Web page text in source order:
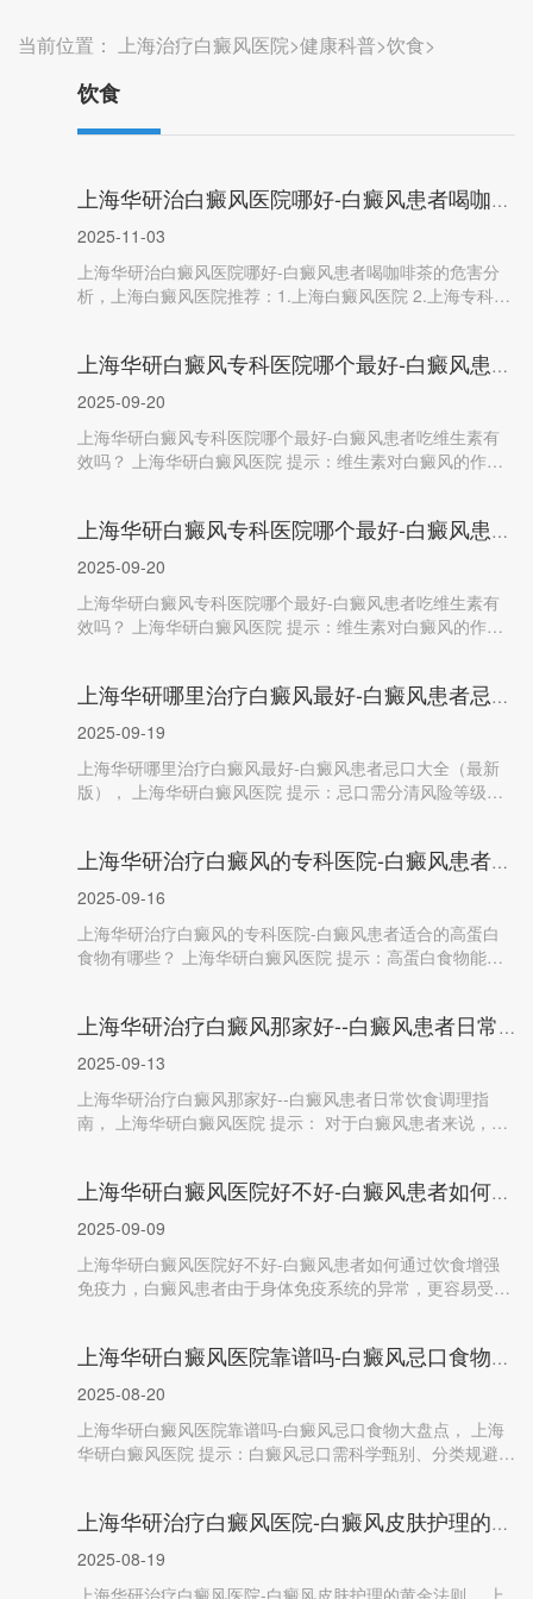
当前位置： 上海治疗白癜风医院>健康科普>饮食>
饮食
上海华研治白癜风医院哪好-白癜风患者喝咖啡茶
2025-11-03
上海华研治白癜风医院哪好-白癜风患者喝咖啡茶的危害分
析，上海白癜风医院推荐：1.上海白癜风医院 2.上海专科白
上海华研白癜风专科医院哪个最好-白癜风患者吃
2025-09-20
上海华研白癜风专科医院哪个最好-白癜风患者吃维生素有
效吗？ 上海华研白癜风医院 提示：维生素对白癜风的作用
上海华研白癜风专科医院哪个最好-白癜风患者吃
2025-09-20
上海华研白癜风专科医院哪个最好-白癜风患者吃维生素有
效吗？ 上海华研白癜风医院 提示：维生素对白癜风的作用
上海华研哪里治疗白癜风最好-白癜风患者忌口大
2025-09-19
上海华研哪里治疗白癜风最好-白癜风患者忌口大全（最新
版）， 上海华研白癜风医院 提示：忌口需分清风险等级，
上海华研治疗白癜风的专科医院-白癜风患者适合
2025-09-16
上海华研治疗白癜风的专科医院-白癜风患者适合的高蛋白
食物有哪些？ 上海华研白癜风医院 提示：高蛋白食物能提
上海华研治疗白癜风那家好--白癜风患者日常饮食
2025-09-13
上海华研治疗白癜风那家好--白癜风患者日常饮食调理指
南， 上海华研白癜风医院 提示： 对于白癜风患者来说，合
上海华研白癜风医院好不好-白癜风患者如何通过
2025-09-09
上海华研白癜风医院好不好-白癜风患者如何通过饮食增强
免疫力，白癜风患者由于身体免疫系统的异常，更容易受到
上海华研白癜风医院靠谱吗-白癜风忌口食物大盘
2025-08-20
上海华研白癜风医院靠谱吗-白癜风忌口食物大盘点， 上海
华研白癜风医院 提示：白癜风忌口需科学甄别、分类规避，
上海华研治疗白癜风医院-白癜风皮肤护理的黄金
2025-08-19
上海华研治疗白癜风医院-白癜风皮肤护理的黄金法则， 上